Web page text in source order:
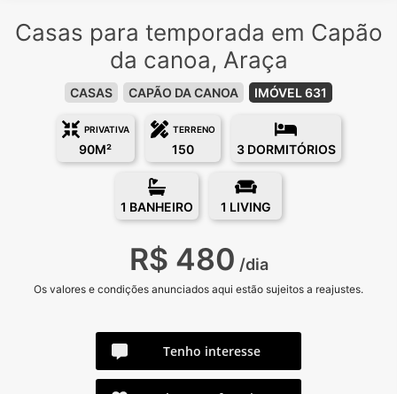
Casas para temporada em Capão
da canoa, Araça
CASAS CAPÃO DA CANOA IMÓVEL 631
PRIVATIVA
90M²
TERRENO
150 3 DORMITÓRIOS
1 BANHEIRO 1 LIVING
R$ 480 /dia
Os valores e condições anunciados aqui estão sujeitos a reajustes.
Tenho interesse